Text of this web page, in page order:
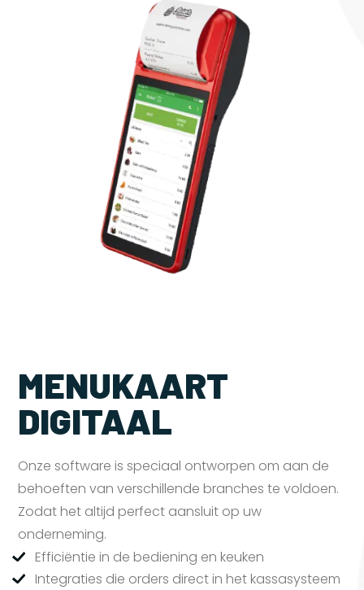
MENUKAART
DIGITAAL
Onze software is speciaal ontworpen om aan de
behoeften van verschillende branches te voldoen.
Zodat het altijd perfect aansluit op uw
onderneming.
Efficiëntie in de bediening en keuken
Integraties die orders direct in het kassasysteem